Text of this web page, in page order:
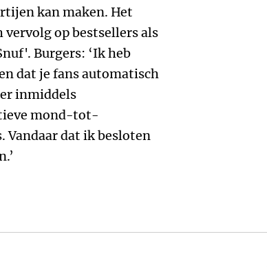
kan maken. Het
vervolg op bestsellers als
Burgers: ‘Ik heb
dat je fans automatisch
inmiddels
mond-tot-
Vandaar dat ik besloten